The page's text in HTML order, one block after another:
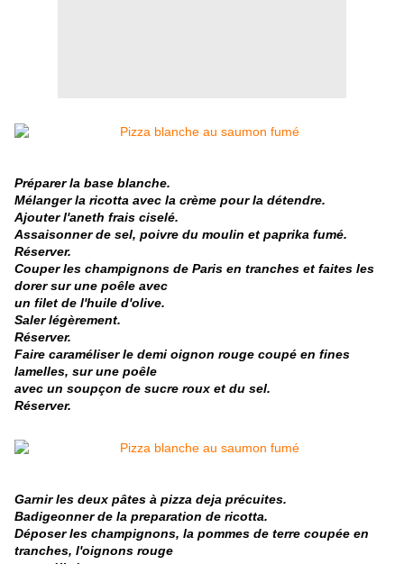
Préparer la base blanche.
Mélanger la ricotta avec la crème pour la détendre.
Ajouter l'aneth frais ciselé.
Assaisonner de sel, poivre du moulin et paprika fumé.
Réserver.
Couper les champignons de Paris en tranches et faites les
dorer sur une poêle avec
un filet de l'huile d'olive.
Saler légèrement.
Réserver.
Faire caraméliser le demi oignon rouge coupé en fines
lamelles, sur une poêle
avec un soupçon de sucre roux et du sel.
Réserver.
Garnir les deux pâtes à pizza deja précuites.
Badigeonner de la preparation de ricotta.
Déposer les champignons, la pommes de terre coupée en
tranches, l'oignons rouge